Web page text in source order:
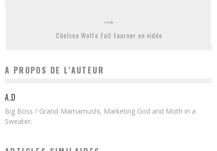
Chelsea Wolfe fait tourner en vidéo
A PROPOS DE L'AUTEUR
A.D
Big Boss / Grand-Mamamushi, Marketing God and Moth in a
Sweater.